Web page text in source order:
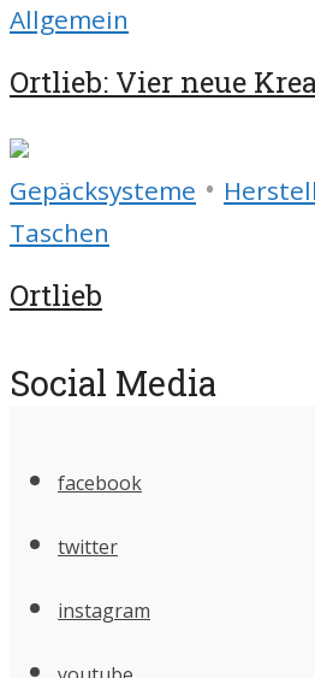
Allgemein
Ortlieb: Vier neue
Gepäcksysteme •
Taschen
Ortlieb
Social Media
facebook
twitter
instagram